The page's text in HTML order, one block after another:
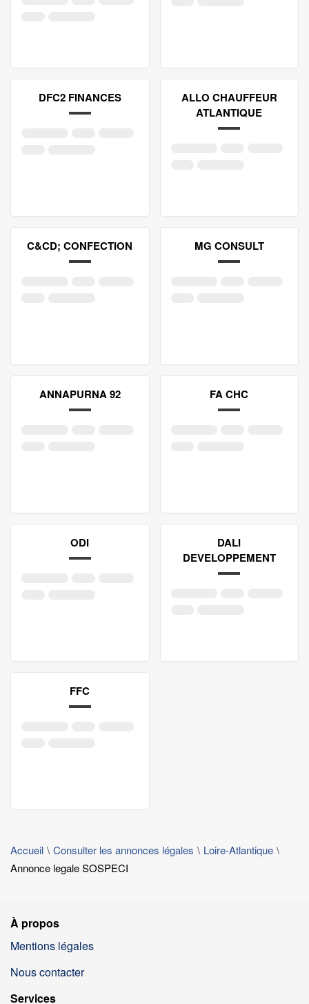
DFC2 FINANCES
ALLO CHAUFFEUR
ATLANTIQUE
C&CD; CONFECTION MG CONSULT
ANNAPURNA 92 FA CHC
ODI
DALI
DEVELOPPEMENT
FFC
Accueil Consulter les annonces légales
Loire-Atlantique
Annonce legale SOSPECI
À propos
Mentions légales
Nous contacter
Services